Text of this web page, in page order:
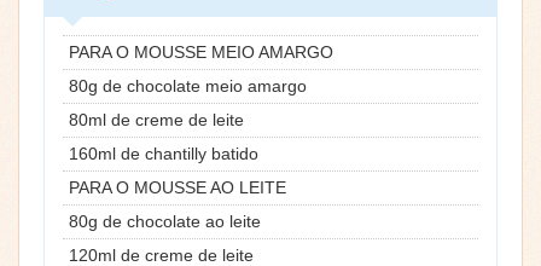
PARA O MOUSSE MEIO AMARGO
80g de chocolate meio amargo
80ml de creme de leite
160ml de chantilly batido
PARA O MOUSSE AO LEITE
80g de chocolate ao leite
120ml de creme de leite